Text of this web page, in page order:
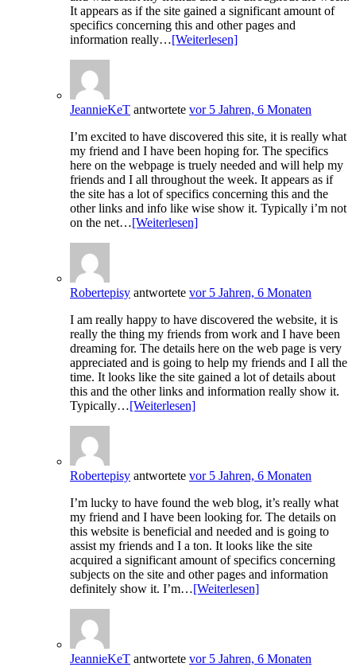
It appears as if the site gained a significant amount of
specifics concerning this and other pages and
information really…[Weiterlesen]
JeannieKeT antwortete vor 5 Jahren, 6 Monaten
I’m excited to have discovered this site, it is really what
my friend and I have been hoping for. The specifics
here on the webpage is truely needed and will help my
friends and I all throughout the week. It appears as if
the site has a lot of specifics concerning this and the
other links and info like wise show it. Typically i’m not
on the net…[Weiterlesen]
Robertepisy antwortete vor 5 Jahren, 6 Monaten
I am really happy to have discovered the website, it is
really the thing my friends from work and I have been
dreaming for. The details here on the web page is very
appreciated and is going to help my friends and I all the
time. It looks like the site gained a lot of details about
this and the other links and information really show it.
Typically…[Weiterlesen]
Robertepisy antwortete vor 5 Jahren, 6 Monaten
I’m lucky to have found the web blog, it’s really what
my friend and I have been looking for. The details on
this website is beneficial and needed and is going to
assist my friends and I a ton. It looks like the site
acquired a significant amount of specifics concerning
subjects on the site and other pages and information
definitely show it. I’m…[Weiterlesen]
JeannieKeT antwortete vor 5 Jahren, 6 Monaten